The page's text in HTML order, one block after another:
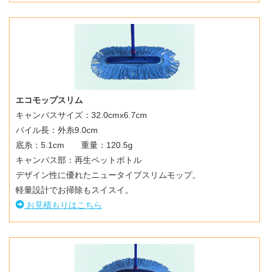
エコモップスリム
キャンパスサイズ：32.0cmx6.7cm
パイル長：外糸9.0cm
底糸：5.1cm 重量：120.5g
キャンパス部：再生ペットボトル
デザイン性に優れたニュータイプスリムモップ。
軽量設計でお掃除もスイスイ。
お見積もりはこちら